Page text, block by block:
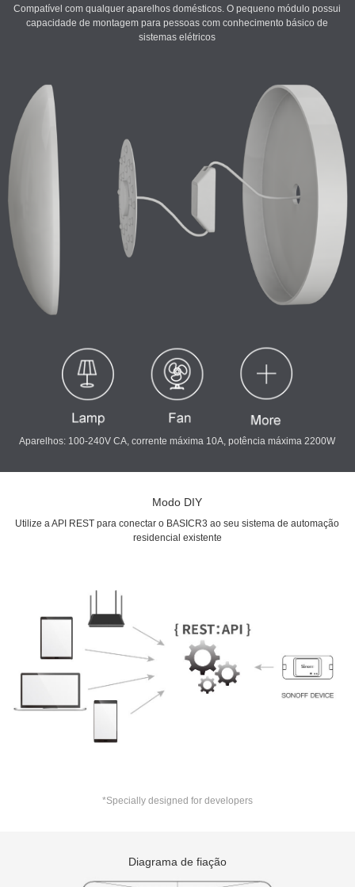
Compatível com qualquer aparelhos domésticos. O pequeno módulo possui
capacidade de montagem para pessoas com conhecimento básico de
sistemas elétricos
Aparelhos: 100-240V CA, corrente máxima 10A, potência máxima 2200W
Modo DIY
Utilize a API REST para conectar o BASICR3 ao seu sistema de automação
residencial existente
*Specially designed for developers
Diagrama de fiação